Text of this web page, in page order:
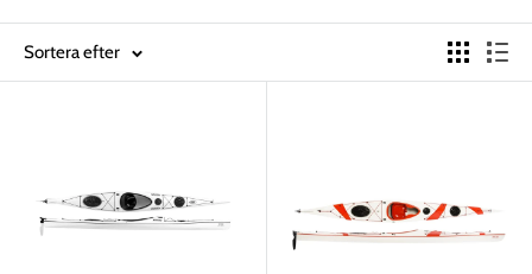
självklart personal från Kajaksidan på plats och hjälper till.Klicka
här för att läsa mer om och anmäla dig till våra provpaddlingar.
Sortera efter